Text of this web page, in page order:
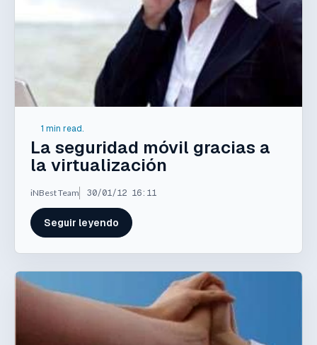
1 min read.
La seguridad móvil gracias a
la virtualización
iNBest Team 30/01/12 16:11
Seguir leyendo